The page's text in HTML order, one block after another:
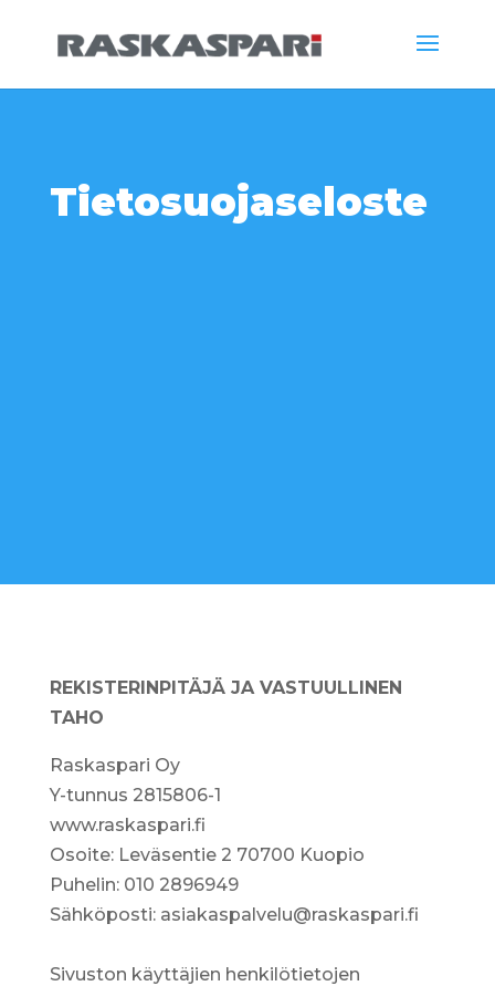
Tietosuojaseloste
REKISTERINPITÄJÄ JA VASTUULLINEN
TAHO
Raskaspari Oy
Y-tunnus 2815806-1
www.raskaspari.fi
Osoite: Leväsentie 2 70700 Kuopio
Puhelin: 010 2896949
Sähköposti: asiakaspalvelu@raskaspari.fi
Sivuston käyttäjien henkilötietojen